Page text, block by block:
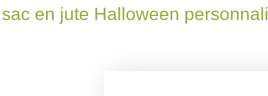
en jute Halloween